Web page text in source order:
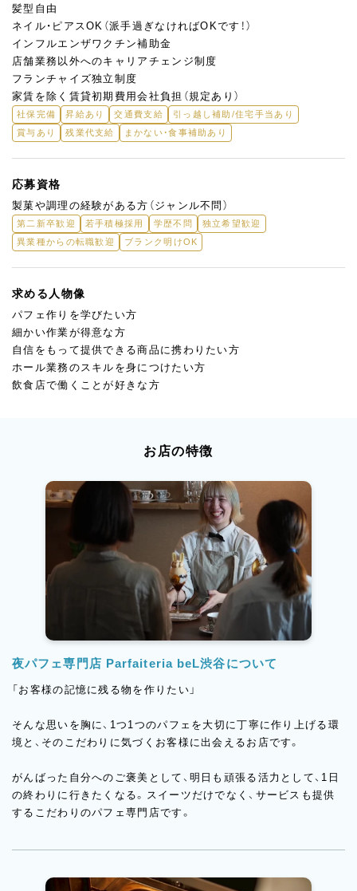
髪型自由
ネイル・ピアスOK（派手過ぎなければOKです！）
インフルエンザワクチン補助金
店舗業務以外へのキャリアチェンジ制度
フランチャイズ独立制度
家賃を除く賃貸初期費用会社負担（規定あり）
社保完備 昇給あり 交通費支給
引っ越し補助/住宅手当あり
賞与あり
残業代支給 まかない・食事補助あり
応募資格
製菓や調理の経験がある方（ジャンル不問）
第二新卒歓迎 若手積極採用 学歴不問
独立希望歓迎
異業種からの転職歓迎
ブランク明けOK
求める人物像
パフェ作りを学びたい方
細かい作業が得意な方
自信をもって提供できる商品に携わりたい方
ホール業務のスキルを身につけたい方
飲食店で働くことが好きな方
お店の特徴
夜パフェ専門店 Parfaiteria beL渋谷について
「お客様の記憶に残る物を作りたい」
そんな思いを胸に、1つ1つのパフェを大切に丁寧に作り上げる環
境と、そのこだわりに気づくお客様に出会えるお店です。
がんばった自分へのご褒美として、明日も頑張る活力として、1日
の終わりに行きたくなる。スイーツだけでなく、サービスも提供
するこだわりのパフェ専門店です。